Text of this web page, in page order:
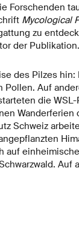
Forschenden
Mycological
zu
der Publikation.
des Pilzes hin:
Auf
die
Wanderferien
Schweiz
auf
Auf